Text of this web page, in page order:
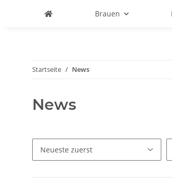
Brauen
Startseite News
News